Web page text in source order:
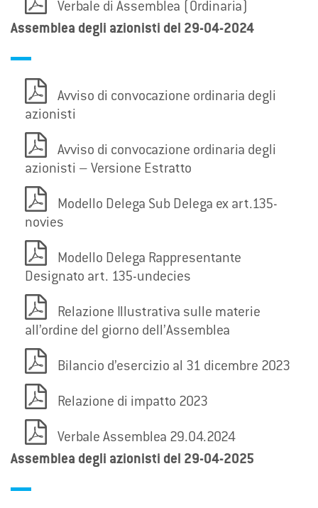
Verbale di Assemblea (Ordinaria)
Assemblea degli azionisti del 29-04-2024
Avviso di convocazione ordinaria degli
azionisti
Avviso di convocazione ordinaria degli
azionisti – Versione Estratto
Modello Delega Sub Delega ex art.135-
novies
Modello Delega Rappresentante
Designato art. 135-undecies
Relazione Illustrativa sulle materie
all’ordine del giorno dell’Assemblea
Bilancio d’esercizio al 31 dicembre 2023
Relazione di impatto 2023
Verbale Assemblea 29.04.2024
Assemblea degli azionisti del 29-04-2025